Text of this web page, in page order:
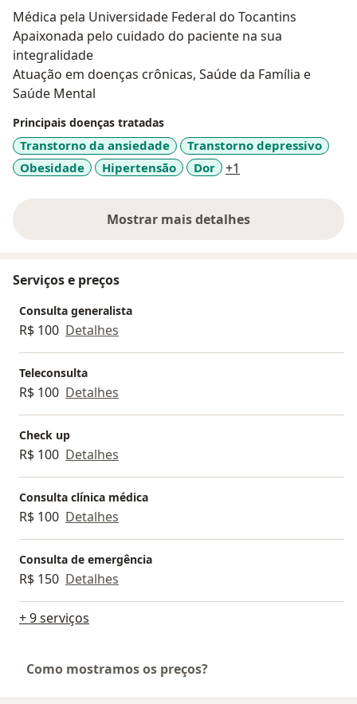
Médica pela Universidade Federal do Tocantins
Apaixonada pelo cuidado do paciente na sua
integralidade
Atuação em doenças crônicas, Saúde da Família e
Saúde Mental
Principais doenças tratadas
Transtorno da ansiedade
Transtorno depressivo
Obesidade
Hipertensão Dor +1
Mostrar mais detalhes
sobre a experiência
Serviços e preços
Consulta generalista
R$ 100 Detalhes
Teleconsulta
R$ 100 Detalhes
Check up
R$ 100 Detalhes
Consulta clínica médica
R$ 100 Detalhes
Consulta de emergência
R$ 150 Detalhes
+ 9 serviços
Como mostramos os preços?